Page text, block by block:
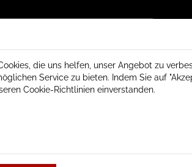
Badheizkörper Heizkörperzubehör
EDEL Armatur
die uns helfen, unser Angebot zu
Service zu bieten. Indem Sie auf
Cookie-Richtlinien einverstanden.